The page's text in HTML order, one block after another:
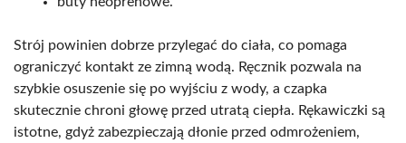
Strój powinien dobrze przylegać do ciała, co pomaga
ograniczyć kontakt ze zimną wodą. Ręcznik pozwala na
szybkie osuszenie się po wyjściu z wody, a czapka
skutecznie chroni głowę przed utratą ciepła. Rękawiczki są
istotne, gdyż zabezpieczają dłonie przed odmrożeniem,